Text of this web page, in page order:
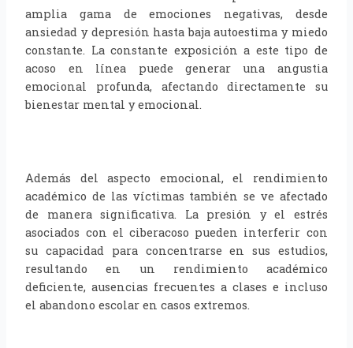
amplia gama de emociones negativas, desde
ansiedad y depresión hasta baja autoestima y miedo
constante. La constante exposición a este tipo de
acoso en línea puede generar una angustia
emocional profunda, afectando directamente su
bienestar mental y emocional.
Además del aspecto emocional, el rendimiento
académico de las víctimas también se ve afectado
de manera significativa. La presión y el estrés
asociados con el ciberacoso pueden interferir con
su capacidad para concentrarse en sus estudios,
resultando en un rendimiento académico
deficiente, ausencias frecuentes a clases e incluso
el abandono escolar en casos extremos.